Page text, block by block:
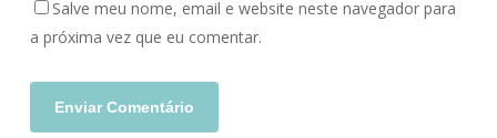
Salve meu nome, email e website neste navegador para
a próxima vez que eu comentar.